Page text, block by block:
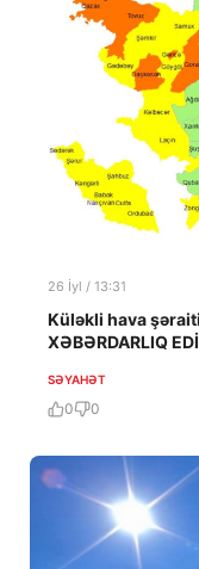
26 İyl / 13:31
Küləkli hava şəraiti
XƏBƏRDARLIQ
SƏYAHƏT
0 0